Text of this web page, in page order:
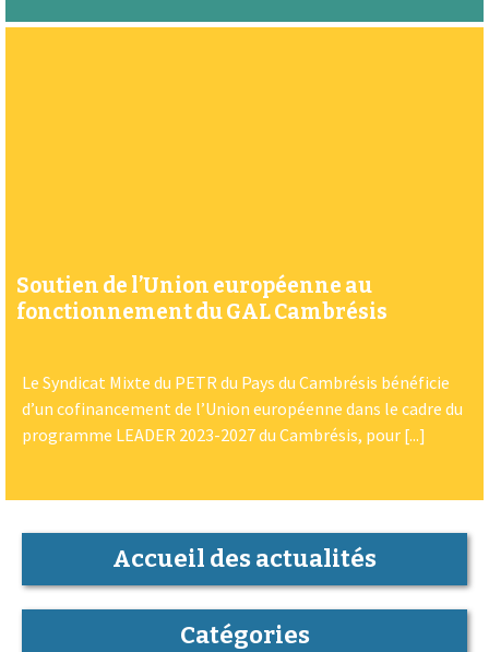
Soutien de l’Union européenne au
fonctionnement du GAL Cambrésis
Le Syndicat Mixte du PETR du Pays du Cambrésis bénéficie
d’un cofinancement de l’Union européenne dans le cadre du
programme LEADER 2023-2027 du Cambrésis, pour [...]
Accueil des actualités
Catégories